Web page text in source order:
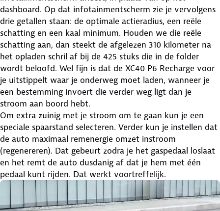
dashboard. Op dat infotainmentscherm zie je vervolgens
drie getallen staan: de optimale actieradius, een reële
schatting en een kaal minimum. Houden we die reële
schatting aan, dan steekt de afgelezen 310 kilometer na
het opladen schril af bij de 425 stuks die in de folder
wordt beloofd. Wel fijn is dat de XC40 P6 Recharge voor
je uitstippelt waar je onderweg moet laden, wanneer je
een bestemming invoert die verder weg ligt dan je
stroom aan boord hebt.
Om extra zuinig met je stroom om te gaan kun je een
speciale spaarstand selecteren. Verder kun je instellen dat
de auto maximaal remenergie omzet instroom
(regenereren). Dat gebeurt zodra je het gaspedaal loslaat
en het remt de auto dusdanig af dat je hem met één
pedaal kunt rijden. Dat werkt voortreffelijk.